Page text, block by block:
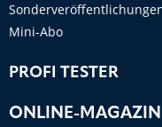
Mini-Abo
PROFI TESTER
ONLINE-MAGAZIN